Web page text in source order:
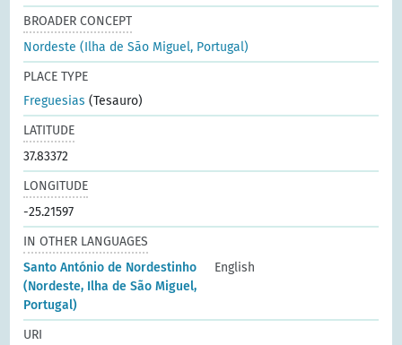
BROADER CONCEPT
Nordeste (Ilha de São Miguel, Portugal)
PLACE TYPE
Freguesias (Tesauro)
LATITUDE
37.83372
LONGITUDE
-25.21597
IN OTHER LANGUAGES
Santo António de Nordestinho
(Nordeste, Ilha de São Miguel,
Portugal)
English
URI